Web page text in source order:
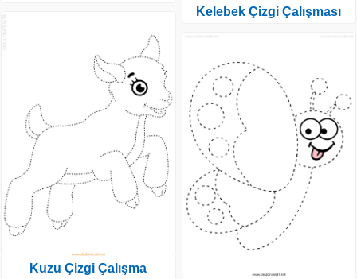
Kuzu Çizgi Çalışma
Kelebek Çizgi Çalışması